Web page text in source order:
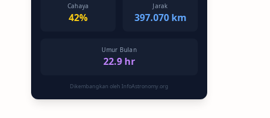
Cahaya
42%
Jarak
397.070 km
Umur Bulan
22.9 hr
Dikembangkan oleh InfoAstronomy.org